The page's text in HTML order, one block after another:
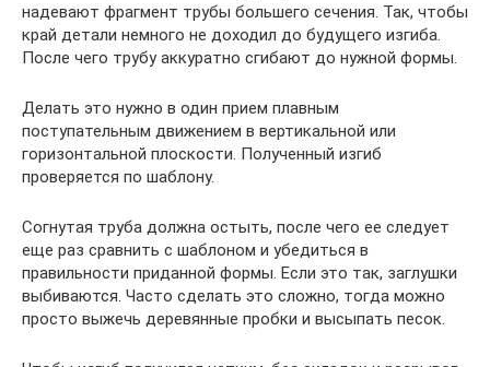
надевают фрагмент трубы большего сечения. Так, чтобы
край детали немного не доходил до будущего изгиба.
После чего трубу аккуратно сгибают до нужной формы.
Делать это нужно в один прием плавным
поступательным движением в вертикальной или
горизонтальной плоскости. Полученный изгиб
проверяется по шаблону.
Согнутая труба должна остыть, после чего ее следует
еще раз сравнить с шаблоном и убедиться в
правильности приданной формы. Если это так, заглушки
выбиваются. Часто сделать это сложно, тогда можно
просто выжечь деревянные пробки и высыпать песок.